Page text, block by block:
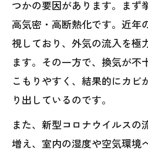
つかの要因があります。まず
高気密・高断熱化です。近年
視しており、外気の流入を極
ます。その一方で、換気が不
こもりやすく、結果的にカビ
り出しているのです。
また、新型コロナウイルスの
増え、室内の湿度や空気環境